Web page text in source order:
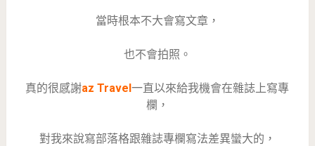
當時根本不大會寫文章，
也不會拍照。
真的很感謝az Travel一直以來給我機會在雜誌上寫專
欄，
對我來說寫部落格跟雜誌專欄寫法差異蠻大的，